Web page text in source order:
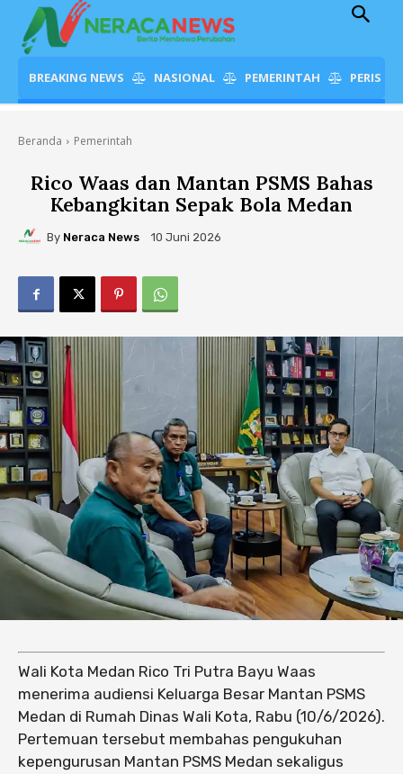
BREAKING NEWS NASIONAL PEMERINTAH
Beranda Pemerintah
Rico Waas dan Mantan PSMS Bahas
Kebangkitan Sepak Bola Medan
By Neraca News 10 Juni 2026
Wali Kota Medan Rico Tri Putra Bayu Waas
menerima audiensi Keluarga Besar Mantan PSMS
Medan di Rumah Dinas Wali Kota, Rabu (10/6/2026).
Pertemuan tersebut membahas pengukuhan
kepengurusan Mantan PSMS Medan sekaligus